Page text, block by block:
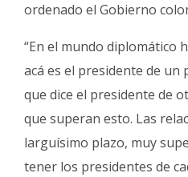
ordenado el Gobierno
“En el mundo diplomático
acá es el presidente de un
que dice el presidente de
que superan esto. Las
larguísimo plazo, muy
tener los presidentes de